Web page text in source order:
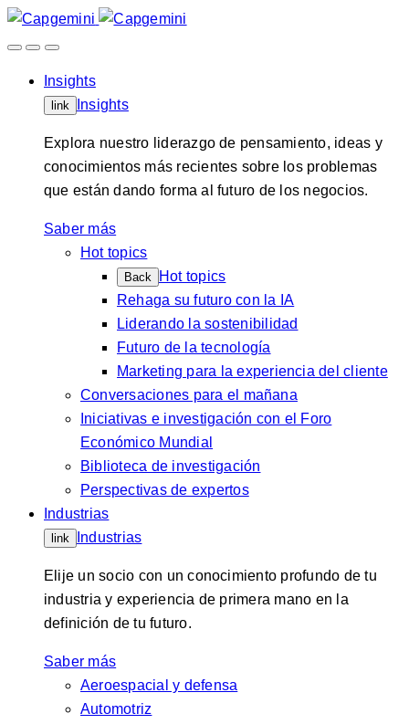
Skip
to
Insights
link Insights
Explora nuestro liderazgo de pensamiento, ideas y
conocimientos más recientes sobre los problemas
que están dando forma al futuro de los negocios.
Saber más
Hot topics
Back
Hot topics
Rehaga su futuro con la IA
Liderando la sostenibilidad
Futuro de la tecnología
Marketing para la experiencia del cliente
Conversaciones para el mañana
Iniciativas e investigación con el Foro
Económico Mundial
Biblioteca de investigación
Perspectivas de expertos
Industrias
link Industrias
Elije un socio con un conocimiento profundo de tu
industria y experiencia de primera mano en la
definición de tu futuro.
Saber más
Aeroespacial y defensa
Automotriz